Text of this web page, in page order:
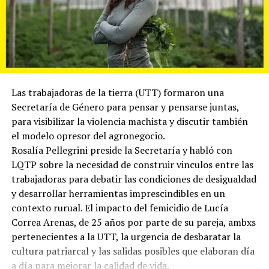
Las trabajadoras de la tierra (UTT) formaron una
Secretaría de Género para pensar y pensarse juntas,
para visibilizar la violencia machista y discutir también
el modelo opresor del agronegocio.
Rosalía Pellegrini preside la Secretaría y habló con
LQTP sobre la necesidad de construir vinculos entre las
trabajadoras para debatir las condiciones de desigualdad
y desarrollar herramientas imprescindibles en un
contexto rurual. El impacto del femicidio de Lucía
Correa Arenas, de 25 años por parte de su pareja, ambxs
pertenecientes a la UTT, la urgencia de desbaratar la
cultura patriarcal y las salidas posibles que elaboran día
a día para mejorar la calidad de vida.